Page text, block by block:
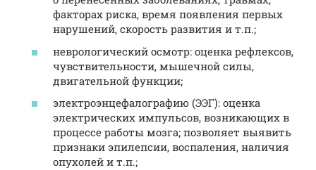
факторах риска, время появления первых
нарушений, скорость развития и т.п.;
неврологический осмотр: оценка рефлексов,
чувствительности, мышечной силы,
двигательной функции;
электроэнцефалографию (ЭЭГ): оценка
электрических импульсов, возникающих в
процессе работы мозга; позволяет выявить
признаки эпилепсии, воспаления, наличия
опухолей и т.п.;